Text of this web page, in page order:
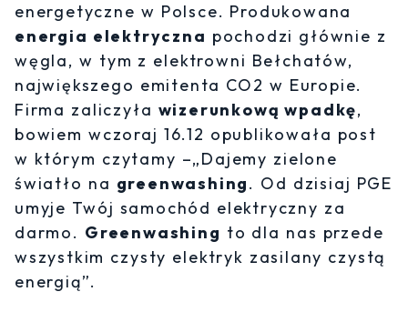
energetyczne w Polsce. Produkowana
energia elektryczna pochodzi głównie z
węgla, w tym z elektrowni Bełchatów,
największego emitenta CO2 w Europie.
Firma zaliczyła wizerunkową wpadkę,
bowiem wczoraj 16.12 opublikowała post
w którym czytamy –„Dajemy zielone
światło na greenwashing. Od dzisiaj PGE
umyje Twój samochód elektryczny za
darmo. Greenwashing to dla nas przede
wszystkim czysty elektryk zasilany czystą
energią”.